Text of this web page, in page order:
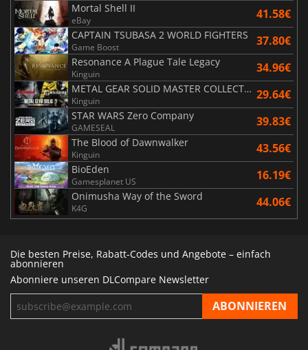
Mortal Shell II
eBay 41.58€
CAPTAIN TSUBASA 2 WORLD FIGHTERS
Game Boost 37.80€
Resonance A Plague Tale Legacy
Kinguin 34.96€
METAL GEAR SOLID MASTER COLLECTION Vol.2
Kinguin 29.64€
STAR WARS Zero Company
GAMESEAL 39.83€
The Blood of Dawnwalker
Kinguin 43.56€
BioEden
Gamesplanet US 16.19€
Onimusha Way of the Sword
K4G 44.06€
Die besten Preise, Rabatt-Codes und Angebote – einfach
abonnieren
Abonniere unseren DLCompare Newsletter